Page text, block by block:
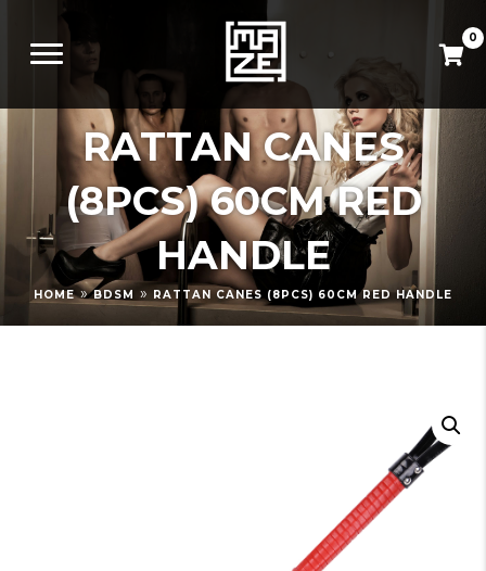
0
RATTAN CANES
(8PCS) 60CM RED
HANDLE
HOME » BDSM » RATTAN CANES (8PCS) 60CM RED HANDLE